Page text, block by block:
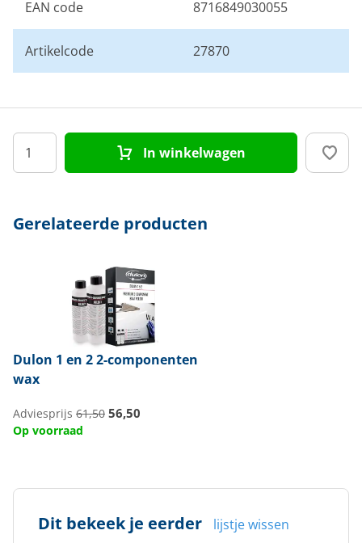
EAN code 8716849030055
Artikelcode 27870
In winkelwagen
Gerelateerde producten
Dulon 1 en 2 2-componenten
wax
Adviesprijs 61,50 56,50
Op voorraad
Dit bekeek je eerder lijstje wissen